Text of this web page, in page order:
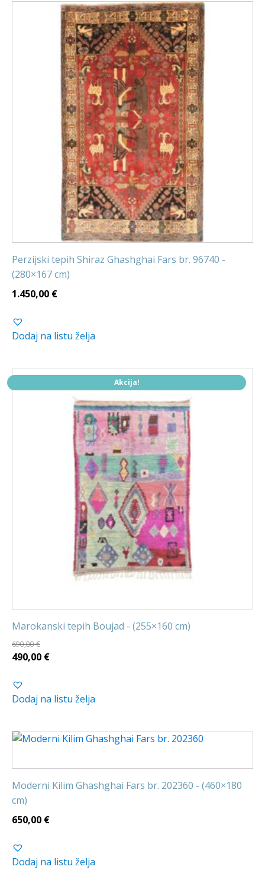
Perzijski tepih Shiraz Ghashghai Fars br. 96740 -
(280×167 cm)
1.450,00 €
Dodaj na listu želja
Akcija!
Marokanski tepih Boujad - (255×160 cm)
690,00€
Izvorna
bila
je:
490,00 €Trenutna
490,00 €.
Dodaj na listu želja
Moderni Kilim Ghashghai Fars br. 202360 - (460×180
cm)
650,00 €
Dodaj na listu želja